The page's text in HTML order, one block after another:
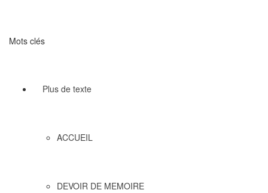
Mots clés
Plus de texte
ACCUEIL
DEVOIR DE MEMOIRE